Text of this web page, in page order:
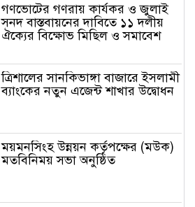
গণভোটের গণরায় কার্যকর ও জুলাই
সনদ বাস্তবায়নের দাবিতে ১১ দলীয়
ঐক্যের বিক্ষোভ মিছিল ও সমাবেশ
ত্রিশালের সানকিভাঙ্গা বাজারে ইসলামী
ব্যাংকের নতুন এজেন্ট শাখার উদ্বোধন
ময়মনসিংহ উন্নয়ন কর্তৃপক্ষের (মউক)
মতবিনিময় সভা অনুষ্ঠিত